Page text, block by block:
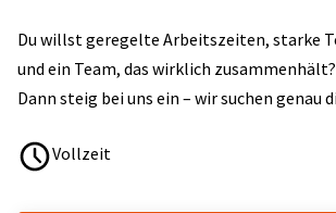
Du willst geregelte Arbeitszeiten, starke
und ein Team, das wirklich zusammenhält?
Dann steig bei uns ein – wir suchen genau
Vollzeit